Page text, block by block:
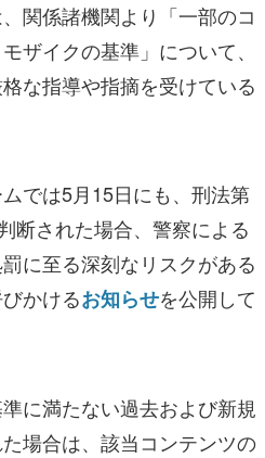
関係諸機関より「一部のコ
ザイクの基準」について、
な指導や指摘を受けている
では5月15日にも、刑法第
断された場合、警察による
に至る深刻なリスクがある
かけるお知らせを公開して
に満たない過去および新規
場合は、該当コンテンツの